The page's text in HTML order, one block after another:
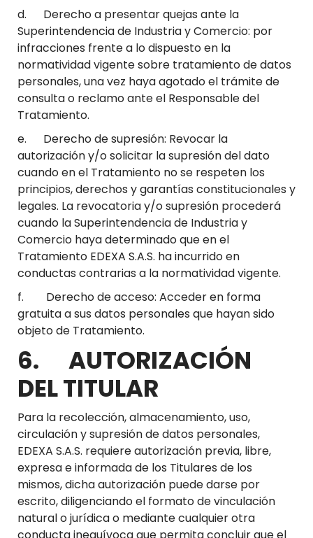
d. Derecho a presentar quejas ante la
Superintendencia de Industria y Comercio: por
infracciones frente a lo dispuesto en la
normatividad vigente sobre tratamiento de datos
personales, una vez haya agotado el trámite de
consulta o reclamo ante el Responsable del
Tratamiento.
e. Derecho de supresión: Revocar la
autorización y/o solicitar la supresión del dato
cuando en el Tratamiento no se respeten los
principios, derechos y garantías constitucionales y
legales. La revocatoria y/o supresión procederá
cuando la Superintendencia de Industria y
Comercio haya determinado que en el
Tratamiento EDEXA S.A.S. ha incurrido en
conductas contrarias a la normatividad vigente.
f. Derecho de acceso: Acceder en forma
gratuita a sus datos personales que hayan sido
objeto de Tratamiento.
6. AUTORIZACIÓN
DEL TITULAR
Para la recolección, almacenamiento, uso,
circulación y supresión de datos personales,
EDEXA S.A.S. requiere autorización previa, libre,
expresa e informada de los Titulares de los
mismos, dicha autorización puede darse por
escrito, diligenciando el formato de vinculación
natural o jurídica o mediante cualquier otra